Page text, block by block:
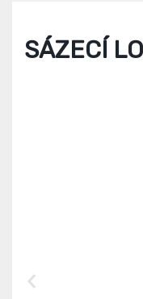
SÁZECÍ